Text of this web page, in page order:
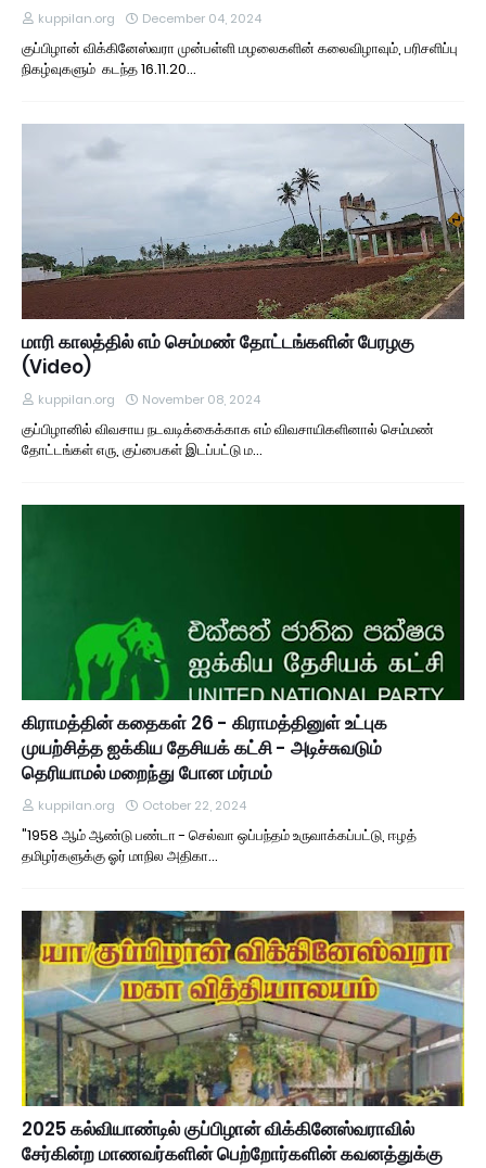
kuppilan.org December 04, 2024
குப்பிழான் விக்கினேஸ்வரா முன்பள்ளி மழலைகளின் கலைவிழாவும், பரிசளிப்பு
நிகழ்வுகளும் கடந்த 16.11.20…
மாரி காலத்தில் எம் செம்மண் தோட்டங்களின் பேரழகு
(Video)
kuppilan.org November 08, 2024
குப்பிழானில் விவசாய நடவடிக்கைக்காக எம் விவசாயிகளினால் செம்மண்
தோட்டங்கள் எரு, குப்பைகள் இடப்பட்டு ம…
கிராமத்தின் கதைகள் 26 - கிராமத்தினுள் உட்புக
முயற்சித்த ஐக்கிய தேசியக் கட்சி - அடிச்சுவடும்
தெரியாமல் மறைந்து போன மர்மம்
kuppilan.org October 22, 2024
"1958 ஆம் ஆண்டு பண்டா - செல்வா ஒப்பந்தம் உருவாக்கப்பட்டு, ஈழத்
தமிழர்களுக்கு ஓர் மாநில அதிகா…
2025 கல்வியாண்டில் குப்பிழான் விக்கினேஸ்வராவில்
சேர்கின்ற மாணவர்களின் பெற்றோர்களின் கவனத்துக்கு